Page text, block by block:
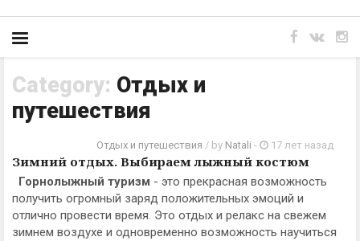
Category: Отдых и
путешествия
Отдых и путешествия / by Natali - 17 лет назад
Зимний отдых. Выбираем лыжный костюм
Горнолыжный туризм - это прекрасная возможность
получить огромный заряд положительных эмоций и
отлично провести время. Это отдых и релакс на свежем
зимнем воздухе и одновременно возможность научиться